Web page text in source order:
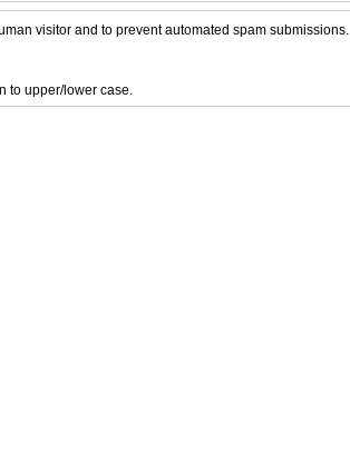
visitor and to prevent automated spam submissions.
to upper/lower case.